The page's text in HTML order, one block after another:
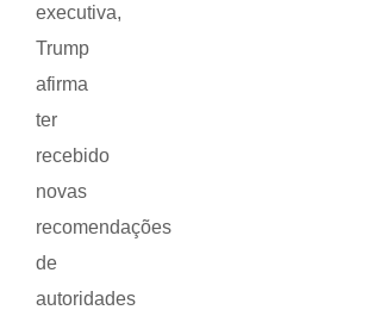
executiva,
Trump
afirma
ter
recebido
novas
recomendações
de
autoridades